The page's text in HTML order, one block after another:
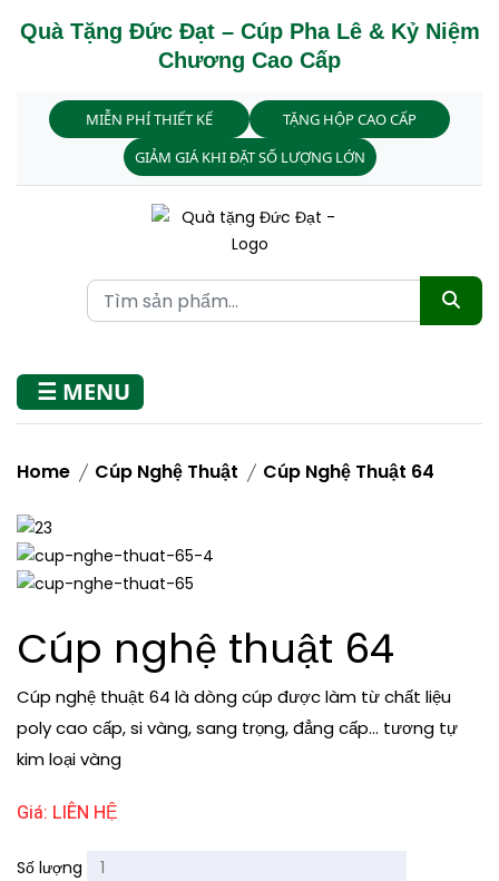
Quà Tặng Đức Đạt – Cúp Pha Lê & Kỷ Niệm
Chương Cao Cấp
MIỄN PHÍ THIẾT KẾ
TẶNG HỘP CAO CẤP
GIẢM GIÁ KHI ĐẶT SỐ LƯỢNG LỚN
☰ MENU
Home Cúp Nghệ Thuật Cúp Nghệ Thuật 64
Cúp nghệ thuật 64
Cúp nghệ thuật 64 là dòng cúp được làm từ chất liệu
poly cao cấp, si vàng, sang trọng, đẳng cấp... tương tự
kim loại vàng
Giá: LIÊN HỆ
Số lượng